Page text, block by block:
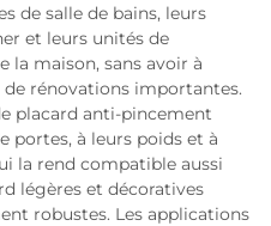
de salle de bains, leurs
et leurs unités de
la maison, sans avoir à
rénovations importantes.
placard anti-pincement
portes, à leurs poids et à
la rend compatible aussi
légères et décoratives
robustes. Les applications